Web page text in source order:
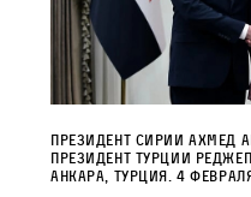
президент Сирии Ахмед
президент Турции
Анкара, Турция. 4